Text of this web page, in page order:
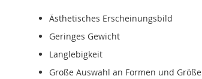
Ästhetisches Erscheinungsbild
Geringes Gewicht
Langlebigkeit
Große Auswahl an Formen und